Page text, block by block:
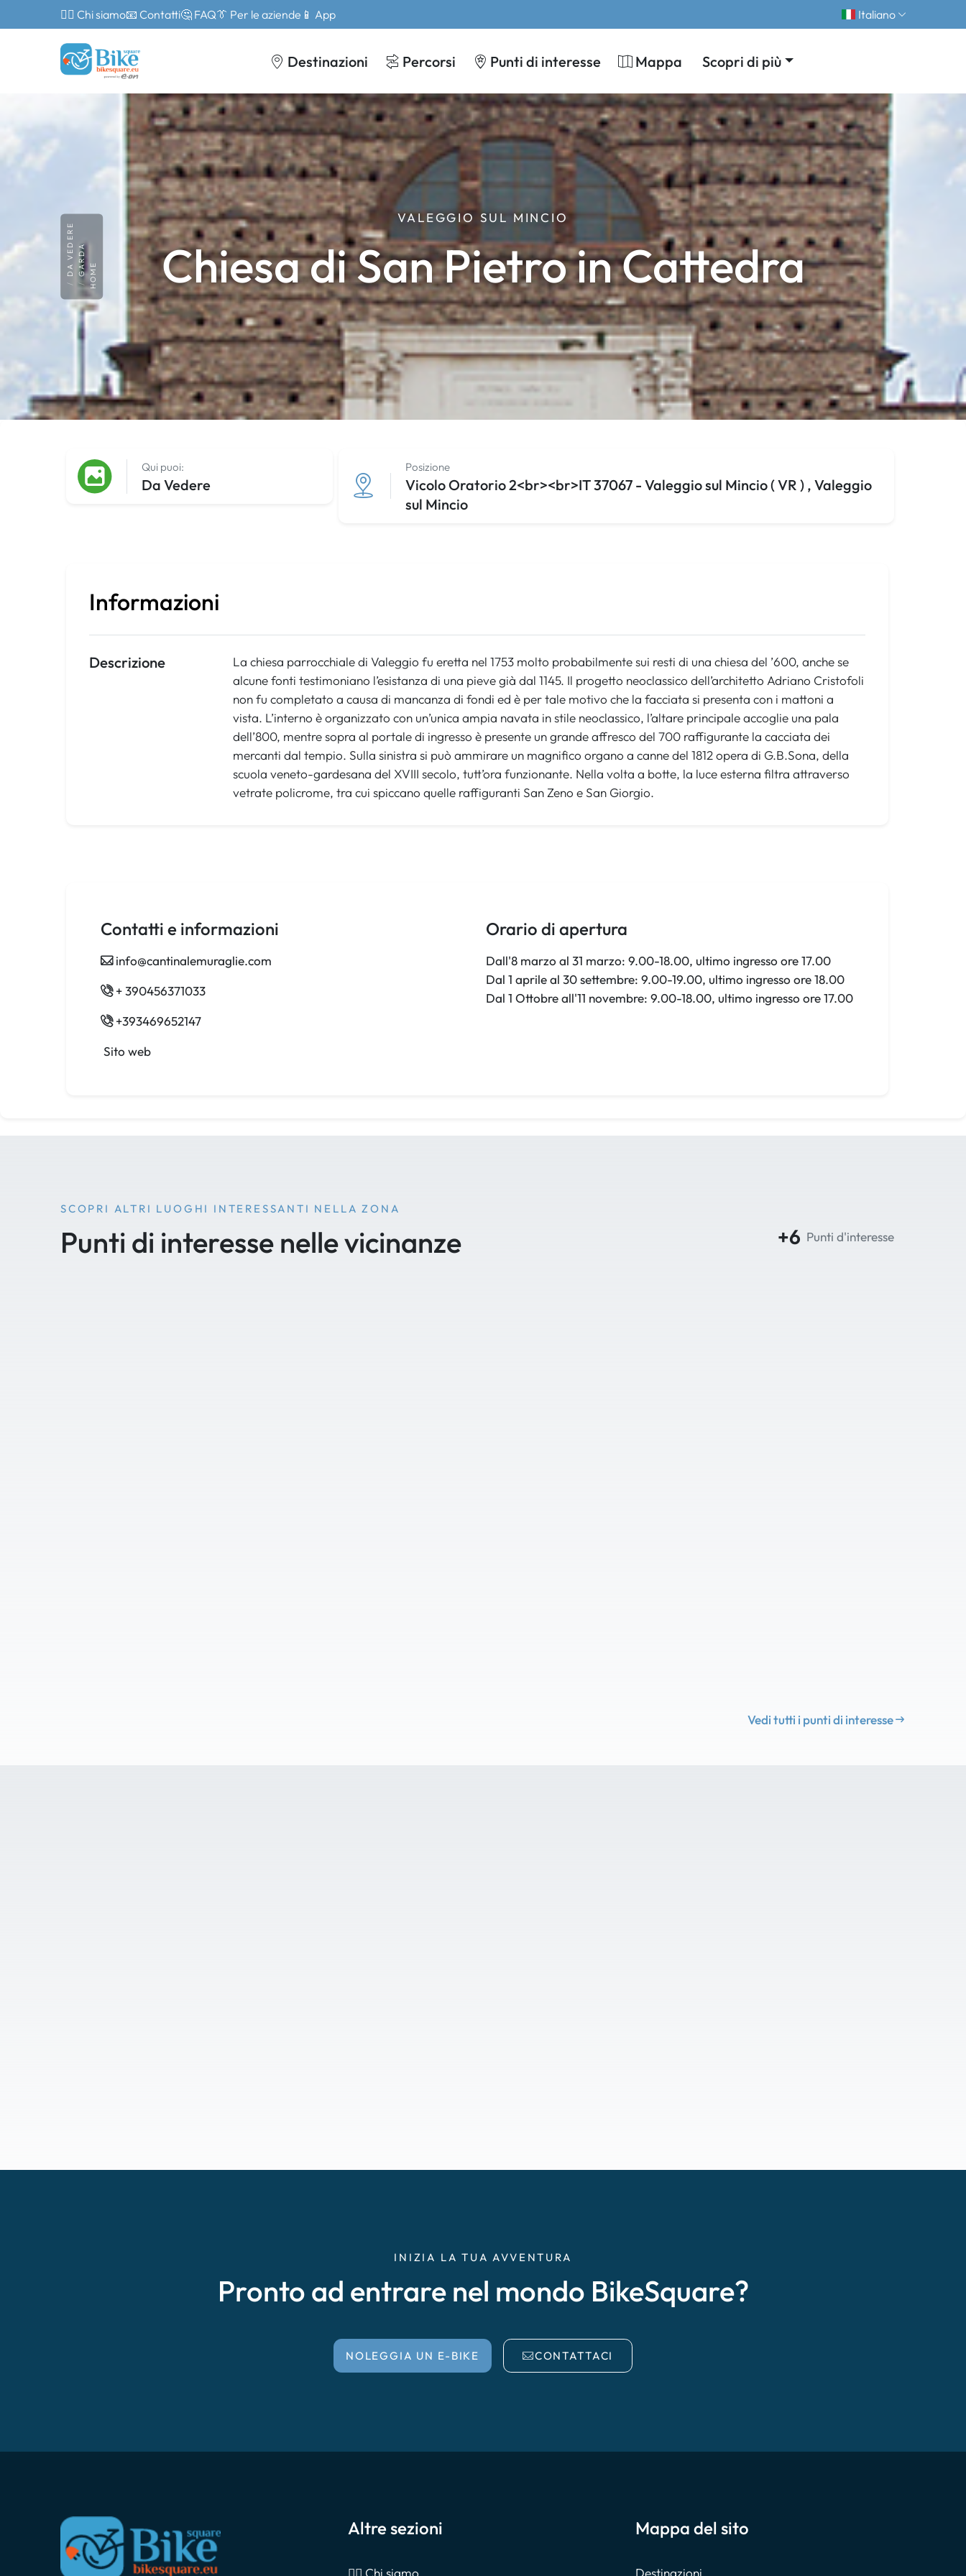
🙎‍♂️ Chi siamo📧 Contatti🤔 FAQ👔 Per le aziende 📱 App Italiano
Destinazioni Percorsi Punti di interesse Mappa Scopri di più
VALEGGIO SUL MINCIO
Chiesa di San Pietro in Cattedra
HOME
GARDA
DA VEDERE
Qui puoi:
Da Vedere
Posizione
Vicolo Oratorio 2<br><br>IT 37067 - Valeggio sul Mincio ( VR ) , Valeggio
sul Mincio
Informazioni
Descrizione
La chiesa parrocchiale di Valeggio fu eretta nel 1753 molto probabilmente sui resti di una chiesa del ’600, anche se
alcune fonti testimoniano l’esistanza di una pieve già dal 1145. Il progetto neoclassico dell’architetto Adriano Cristofoli
non fu completato a causa di mancanza di fondi ed è per tale motivo che la facciata si presenta con i mattoni a
vista. L’interno è organizzato con un’unica ampia navata in stile neoclassico, l’altare principale accoglie una pala
dell’800, mentre sopra al portale di ingresso è presente un grande affresco del 700 raffigurante la cacciata dei
mercanti dal tempio. Sulla sinistra si può ammirare un magnifico organo a canne del 1812 opera di G.B.Sona, della
scuola veneto-gardesana del XVIII secolo, tutt’ora funzionante. Nella volta a botte, la luce esterna filtra attraverso
vetrate policrome, tra cui spiccano quelle raffiguranti San Zeno e San Giorgio.
Contatti e informazioni
info@cantinalemuraglie.com
+ 390456371033
+393469652147
Sito web
Orario di apertura
Dall'8 marzo al 31 marzo: 9.00-18.00, ultimo ingresso ore 17.00
Dal 1 aprile al 30 settembre: 9.00-19.00, ultimo ingresso ore 18.00
Dal 1 Ottobre all'11 novembre: 9.00-18.00, ultimo ingresso ore 17.00
SCOPRI ALTRI LUOGHI INTERESSANTI NELLA ZONA
Punti di interesse nelle vicinanze +6 Punti d'interesse
Vedi tutti i punti di interesse
INIZIA LA TUA AVVENTURA
Pronto ad entrare nel mondo BikeSquare?
NOLEGGIA UN E-BIKE CONTATTACI
Altre sezioni
🙎‍♂️ Chi siamo
Mappa del sito
Destinazioni